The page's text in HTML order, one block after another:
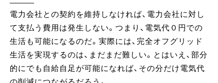
電力会社との契約を維持しなければ、電力会社に対し
て支払う費用は発生しない。つまり、電気代０円での
生活も可能になるのだ。実際には、完全オフグリッド
生活を実現するのは、まだまだ難しい。とはいえ、部分
的にでも自給自足が可能になれば、その分だけ電気代